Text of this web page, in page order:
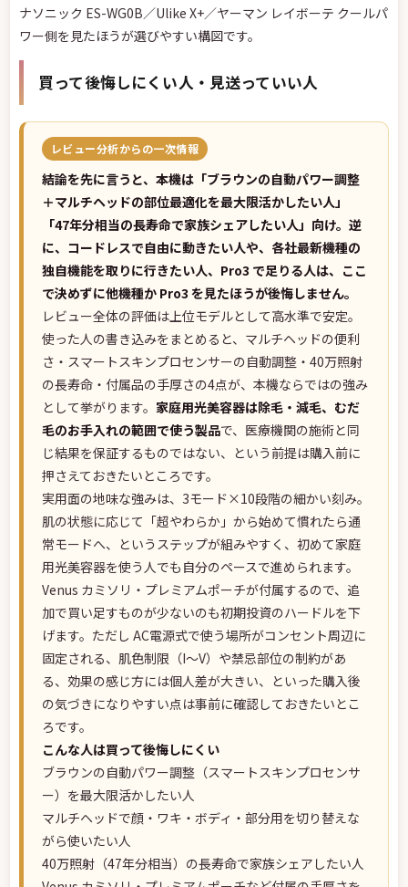
ナソニック ES-WG0B／Ulike X+／ヤーマン レイボーテ クールパ
ワー側を見たほうが選びやすい構図です。
買って後悔しにくい人・見送っていい人
レビュー分析からの一次情報
結論を先に言うと、本機は「ブラウンの自動パワー調整
＋マルチヘッドの部位最適化を最大限活かしたい人」
「47年分相当の長寿命で家族シェアしたい人」向け。逆
に、コードレスで自由に動きたい人や、各社最新機種の
独自機能を取りに行きたい人、Pro3 で足りる人は、ここ
で決めずに他機種か Pro3 を見たほうが後悔しません。
レビュー全体の評価は上位モデルとして高水準で安定。
使った人の書き込みをまとめると、マルチヘッドの便利
さ・スマートスキンプロセンサーの自動調整・40万照射
の長寿命・付属品の手厚さの4点が、本機ならではの強み
として挙がります。 家庭用光美容器は除毛・減毛、むだ
毛のお手入れの範囲で使う製品で、医療機関の施術と同
じ結果を保証するものではない、という前提は購入前に
押さえておきたいところです。
実用面の地味な強みは、3モード×10段階の細かい刻み。
肌の状態に応じて「超やわらか」から始めて慣れたら通
常モードへ、というステップが組みやすく、初めて家庭
用光美容器を使う人でも自分のペースで進められます。
Venus カミソリ・プレミアムポーチが付属するので、追
加で買い足すものが少ないのも初期投資のハードルを下
げます。ただし AC電源式で使う場所がコンセント周辺に
固定される、肌色制限（I〜V）や禁忌部位の制約があ
る、効果の感じ方には個人差が大きい、といった購入後
の気づきになりやすい点は事前に確認しておきたいとこ
ろです。
こんな人は買って後悔しにくい
ブラウンの自動パワー調整（スマートスキンプロセンサ
ー）を最大限活かしたい人
マルチヘッドで顔・ワキ・ボディ・部分用を切り替えな
がら使いたい人
40万照射（47年分相当）の長寿命で家族シェアしたい人